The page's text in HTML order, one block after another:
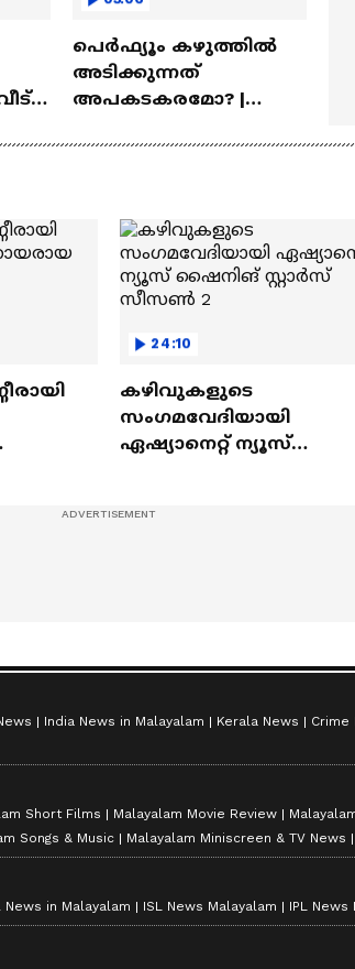
|
പെർഫ്യൂം കഴുത്തിൽ
അടിക്കുന്നത്
അപകടകരമോ? |
24:10
കഴിവുകളുടെ
സംഗമവേദിയായി
ഏഷ്യാനെറ്റ് ന്യൂസ്
India News in Malayalam Kerala News Crime
Short Films Malayalam Movie Review
Songs & Music Malayalam Miniscreen & TV News
in Malayalam ISL News Malayalam IPL News